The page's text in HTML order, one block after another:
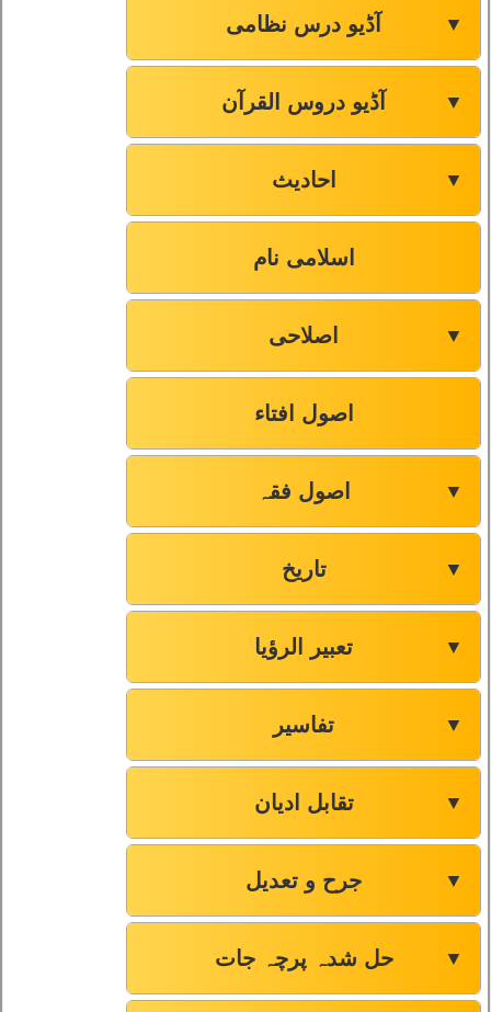
آڈیو درس نظامی ▼
آڈیو دروس القرآن ▼
احادیث ▼
اسلامی نام
اصلاحی ▼
اصول افتاء
اصول فقہ ▼
تاریخ ▼
تعبیر الرؤیا ▼
تفاسیر ▼
تقابل ادیان ▼
جرح و تعدیل ▼
حل شدہ پرچہ جات ▼